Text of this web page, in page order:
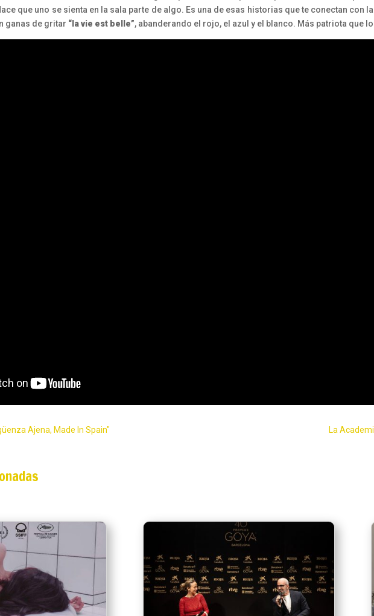
que uno se sienta en la sala parte de algo. Es una de esas historias que te conectan con
ganas de gritar “la vie est belle”, abanderando el rojo, el azul y el blanco. Más patriota que
Ajena, Made In Spain" La